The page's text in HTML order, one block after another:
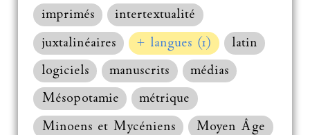
imprimés
intertextualité
juxtalinéaires
+ langues (1)
latin
logiciels
manuscrits
médias
Mésopotamie
métrique
Minoens et Mycéniens
Moyen Âge